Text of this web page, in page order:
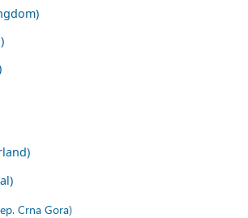
Crna Gora)